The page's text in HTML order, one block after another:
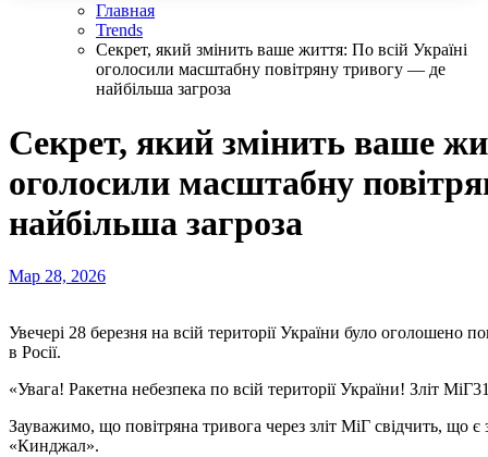
Главная
Trends
Секрет, який змінить ваше життя: По всій Україні
оголосили масштабну повітряну тривогу — де
найбільша загроза
Секрет, який змінить ваше
оголосили масштабну
найбільша загроза
Мар 28, 2026
Увечері 28 березня на всій території України було оголошено повітряну тривогу через вилiт винищувaча МiГ-31К
в Росії.
«Увага! Ракетна небезпека по всій території України! Зліт
Зауважимо, що повітряна тривога через зліт МіГ свідчить, що
«Кинджал».